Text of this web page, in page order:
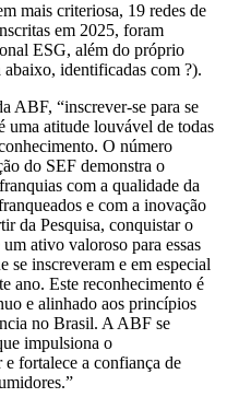
mais criteriosa, 19 redes de
em 2025, foram
ESG, além do próprio
abaixo, identificadas com ?).
ABF, “inscrever-se para se
uma atitude louvável de todas
O número
do SEF demonstra o
com a qualidade da
e com a inovação
da Pesquisa, conquistar o
ativo valoroso para essas
se inscreveram e em especial
ano. Este reconhecimento é
e alinhado aos princípios
no Brasil. A ABF se
impulsiona o
fortalece a confiança de